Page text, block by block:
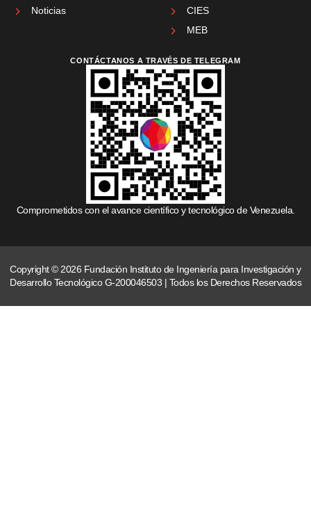
Noticias
CIES
MEB
CONTÁCTANOS A TRAVÉS DE TELEGRAM
Comprometidos con el avance científico y tecnológico de Venezuela.
Copyright © 2026 Fundación Instituto de Ingeniería para Investigación y
Desarrollo Tecnológico G-200046503 | Todos los Derechos Reservados